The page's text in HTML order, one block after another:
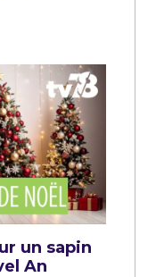
un sapin
An